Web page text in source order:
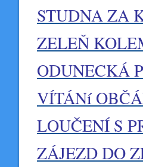
STUDNA ZA
ZELEŇ
ODUNECKÁ
VÍTÁNí
LOUČENÍ S
ZÁJEZD DO